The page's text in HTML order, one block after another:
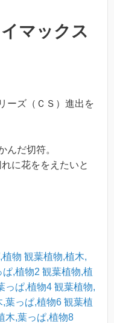
マックス
ーズ（ＣＳ）進出を
んだ切符。
に花ををえたいと
植物 観葉植物,植木,
ぱ,植物2 観葉植物,植
っぱ,植物4 観葉植物,
葉っぱ,植物6 観葉植
木,葉っぱ,植物8